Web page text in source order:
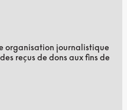
organisation journalistique
reçus de dons aux fins de